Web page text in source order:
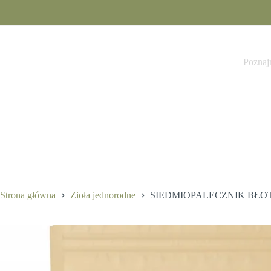
treści
Strona główna Zioła jednorodne SIEDMIOPALECZNIK